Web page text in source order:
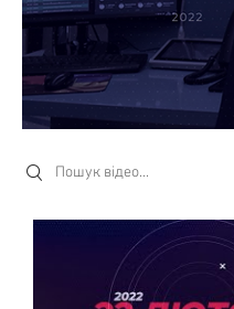
Search videos